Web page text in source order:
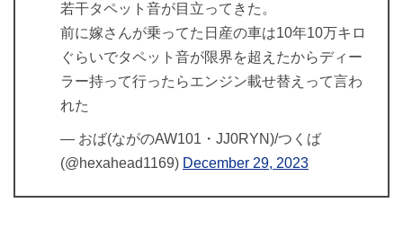
若干タペット音が目立ってきた。
前に嫁さんが乗ってた日産の車は10年10万キロ
ぐらいでタペット音が限界を超えたからディー
ラー持って行ったらエンジン載せ替えって言わ
れた
— おば(ながのAW101・JJ0RYN)/つくば
(@hexahead1169) December 29, 2023